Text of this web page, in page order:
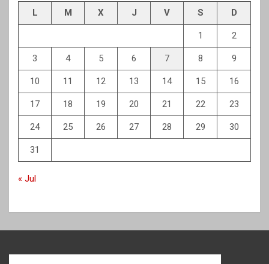
L M X J V S D
1 2
3 4 5 6 7 8 9
10 11 12 13 14 15 16
17 18 19 20 21 22 23
24 25 26 27 28 29 30
31
« Jul